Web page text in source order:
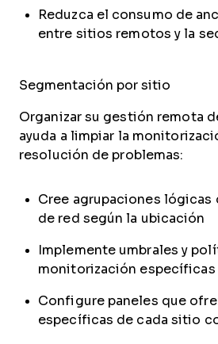
Reduzca el consumo de
entre sitios remotos y la
Segmentación por sitio
Organizar su gestión remota
ayuda a limpiar la
resolución de problemas:
Cree agrupaciones
de red según la ubicación
Implemente umbrales y
monitorización específicas
Configure paneles que
específicas de cada sitio